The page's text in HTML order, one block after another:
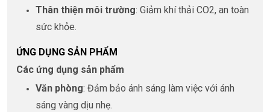
Thân thiện môi trường: Giảm khí thải CO2, an toàn
sức khỏe.
ỨNG DỤNG SẢN PHẨM
Các ứng dụng sản phẩm
Văn phòng: Đảm bảo ánh sáng làm việc với ánh
sáng vàng dịu nhẹ.